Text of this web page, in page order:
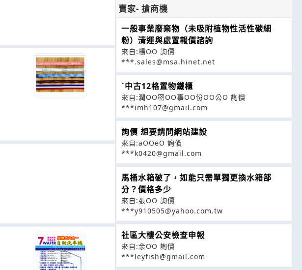
賣家- 搶商機
一般事業廢棄物（未吸附植物性活性碳細
粉）清運與處置報價諮詢
來自:楊OO 詢價
***.sales@msa.hinet.net
ˋ中古12格置物鐵櫃
來自:潤OO密OO事OO份OO公O 詢價
***imh107@gmail.com
詢價 想要請問網站建設
來自:aOOeO 詢價
***k0420@gmail.com
馬桶水箱破了，如能只需單獨更換水箱部
分？價格多少
來自:張OO 詢價
***y910505@yahoo.com.tw
社區大樓公安檢查申報
來自:余OO 詢價
***leyfish@gmail.com